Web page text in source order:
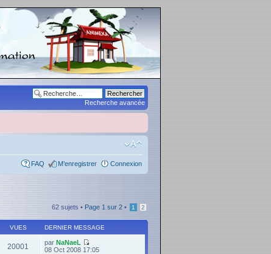
Recherche avancée
FAQ M’enregistrer Connexion
62 sujets • Page 1 sur 2 • 1 2
VUES DERNIER MESSAGE
20001 par NaNaeL
08 Oct 2008 17:05